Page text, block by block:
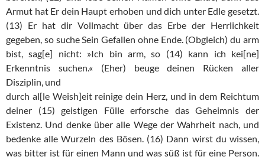
Armut hat Er dein Haupt erhoben und dich unter Edle gesetzt.
(13) Er hat dir Vollmacht über das Erbe der Herrlichkeit
gegeben, so suche Sein Gefallen ohne Ende. (Obgleich) du arm
bist, sag[e] nicht: »Ich bin arm, so (14) kann ich kei[ne]
Erkenntnis suchen.« (Eher) beuge deinen Rücken aller
Disziplin, und
durch al[le Weish]eit reinige dein Herz, und in dem Reichtum
deiner (15) geistigen Fülle erforsche das Geheimnis der
Existenz. Und denke über alle Wege der Wahrheit nach, und
bedenke alle Wurzeln des Bösen. (16) Dann wirst du wissen,
was bitter ist für einen Mann und was süß ist für eine Person.